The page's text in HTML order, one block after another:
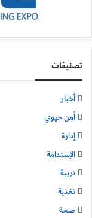
تصنيفات
أخبار
أمن حيوي
إدارة
الإستدامة
تربية
تغذية
صحة